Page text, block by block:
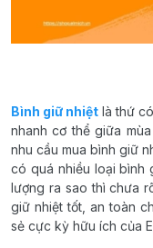
Bình giữ nhiệt là thứ
nhanh cơ thể giữa
nhu cầu mua bình giữ
có quá nhiều loại bình
lượng ra sao thì chưa
giữ nhiệt tốt, an toàn
sẻ cực kỳ hữu ích của